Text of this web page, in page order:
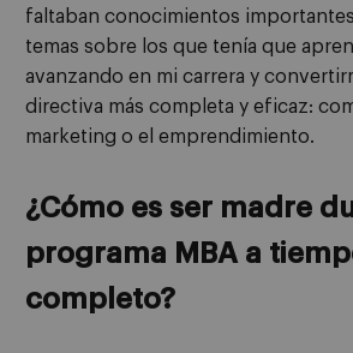
faltaban conocimientos
temas sobre los que tenía que
avanzando en mi carrera y
directiva más completa y eficaz:
marketing o el emprendimiento.
¿Cómo es ser madre
programa MBA a
completo?